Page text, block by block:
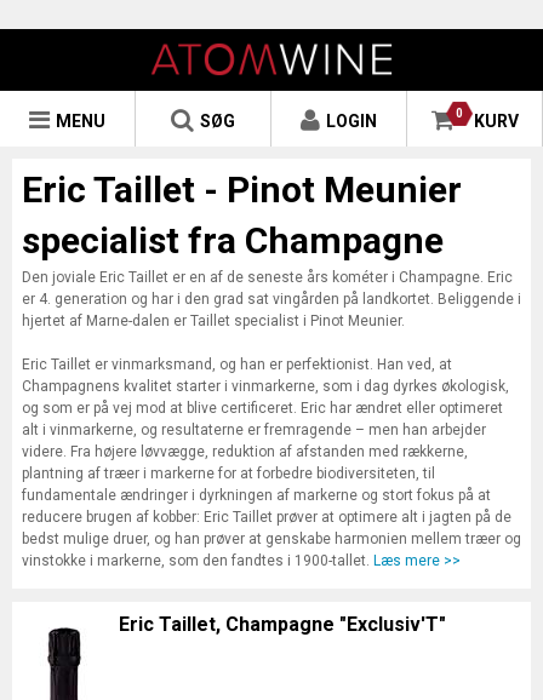
0 KURV
LOGIN
SØG
MENU
Eric Taillet - Pinot Meunier
specialist fra Champagne
Den joviale Eric Taillet er en af de seneste års kométer i Champagne. Eric
er 4. generation og har i den grad sat vingården på landkortet. Beliggende i
hjertet af Marne-dalen er Taillet specialist i Pinot Meunier.
Eric Taillet er vinmarksmand, og han er perfektionist. Han ved, at
Champagnens kvalitet starter i vinmarkerne, som i dag dyrkes økologisk,
og som er på vej mod at blive certificeret. Eric har ændret eller optimeret
alt i vinmarkerne, og resultaterne er fremragende – men han arbejder
videre. Fra højere løvvægge, reduktion af afstanden med rækkerne,
plantning af træer i markerne for at forbedre biodiversiteten, til
fundamentale ændringer i dyrkningen af markerne og stort fokus på at
reducere brugen af kobber: Eric Taillet prøver at optimere alt i jagten på de
bedst mulige druer, og han prøver at genskabe harmonien mellem træer og
vinstokke i markerne, som den fandtes i 1900-tallet. Læs mere >>
Eric Taillet, Champagne "Exclusiv'T"